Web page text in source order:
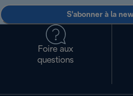
S'abonner à la
Foire aux
questions